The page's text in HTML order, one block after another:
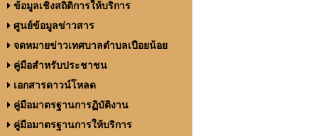
ข้อมูลเชิงสถิติการให้บริการ
ศูนย์ข้อมูลข่าวสาร
จดหมายข่าวเทศบาลตำบลเปือยน้อย
คู่มือสำหรับประชาชน
เอกสารดาวน์โหลด
คู่มือมาตรฐานการฏิบัติงาน
คู่มือมาตรฐานการให้บริการ